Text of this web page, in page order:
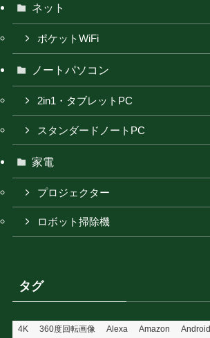
ネット
ポケットWiFi
ノートパソコン
2in1・タブレットPC
スタンダードノートPC
家電
プロジェクター
ロボット掃除機
タグ
4K 360度回転画像 Alexa Amazon Android